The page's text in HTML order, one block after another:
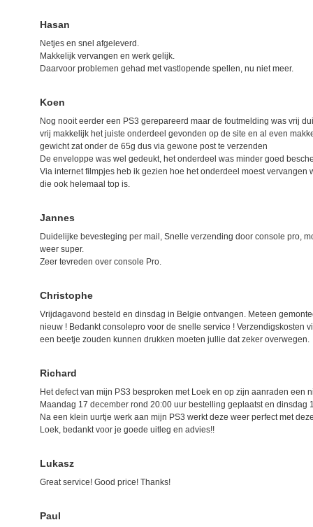
Hasan
Netjes en snel afgeleverd.
Makkelijk vervangen en werk gelijk.
Daarvoor problemen gehad met vastlopende spellen, nu niet meer.
Koen
Nog nooit eerder een PS3 gerepareerd maar de foutmelding was vrij
vrij makkelijk het juiste onderdeel gevonden op de site en al even
gewicht zat onder de 65g dus via gewone post te verzenden
De enveloppe was wel gedeukt, het onderdeel was minder goed
Via internet filmpjes heb ik gezien hoe het onderdeel moest
die ook helemaal top is.
Jannes
Duidelijke bevesteging per mail, Snelle verzending door console pro,
weer super.
Zeer tevreden over console Pro.
Christophe
Vrijdagavond besteld en dinsdag in Belgie ontvangen. Meteen
nieuw ! Bedankt consolepro voor de snelle service ! Verzendigskosten
een beetje zouden kunnen drukken moeten jullie dat zeker overwegen.
Richard
Het defect van mijn PS3 besproken met Loek en op zijn aanraden een
Maandag 17 december rond 20:00 uur bestelling geplaatst en dinsdag
Na een klein uurtje werk aan mijn PS3 werkt deze weer perfect met
Loek, bedankt voor je goede uitleg en advies!!
Lukasz
Great service! Good price! Thanks!
Paul